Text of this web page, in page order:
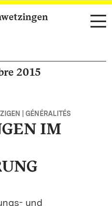
2015
| GÉNÉRALITÉS
IM
und